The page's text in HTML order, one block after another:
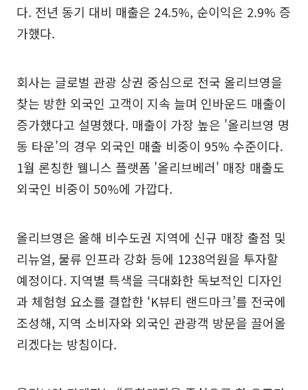
다. 전년 동기 대비 매출은 24.5%, 순이익은 2.9% 증
가했다.
회사는 글로벌 관광 상권 중심으로 전국 올리브영을
찾는 방한 외국인 고객이 지속 늘며 인바운드 매출이
증가했다고 설명했다. 매출이 가장 높은 '올리브영 명
동 타운'의 경우 외국인 매출 비중이 95% 수준이다.
1월 론칭한 웰니스 플랫폼 '올리브베러' 매장 매출도
외국인 비중이 50%에 가깝다.
올리브영은 올해 비수도권 지역에 신규 매장 출점 및
리뉴얼, 물류 인프라 강화 등에 1238억원을 투자할
예정이다. 지역별 특색을 극대화한 독보적인 디자인
과 체험형 요소를 결합한 ‘K뷰티 랜드마크’를 전국에
조성해, 지역 소비자와 외국인 관광객 방문을 끌어올
리겠다는 방침이다.